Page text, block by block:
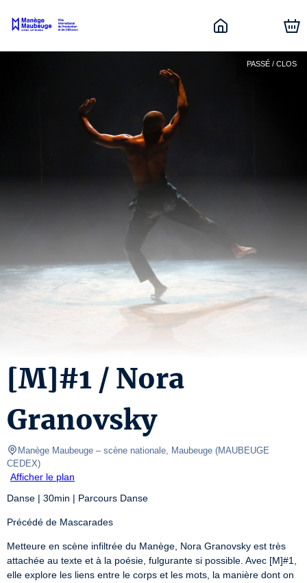
PASSÉ / CLOS
[M]#1 / Nora
Granovsky
Manège Maubeuge – scène nationale, Maubeuge (MAUBEUGE
CEDEX)
Afficher le plan
Danse | 30min | Parcours Danse
Précédé de Mascarades
Metteure en scène infiltrée du Manège, Nora Granovsky est très
attachée au texte et à la poésie, fulgurante si possible. Avec [M]#1,
elle explore les liens entre le corps et les mots, la manière dont on